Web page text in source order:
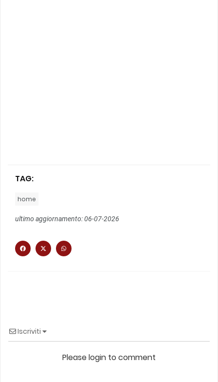
TAG:
home
ultimo aggiornamento: 06-07-2026
Iscriviti
Please login to comment